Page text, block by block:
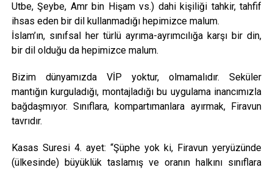
Utbe, Şeybe, Amr bin Hişam vs.) dahi kişiliği tahkir, tahfif
ihsas eden bir dil kullanmadığı hepimizce malum.
İslam’ın, sınıfsal her türlü ayrıma-ayrımcılığa karşı bir din,
bir dil olduğu da hepimizce malum.
Bizim dünyamızda VİP yoktur, olmamalıdır. Seküler
mantığın kurguladığı, montajladığı bu uygulama inancımızla
bağdaşmıyor. Sınıflara, kompartımanlara ayırmak, Firavun
tavrıdır.
Kasas Suresi 4. ayet: “Şüphe yok ki, Firavun yeryüzünde
(ülkesinde) büyüklük taslamış ve oranın halkını sınıflara